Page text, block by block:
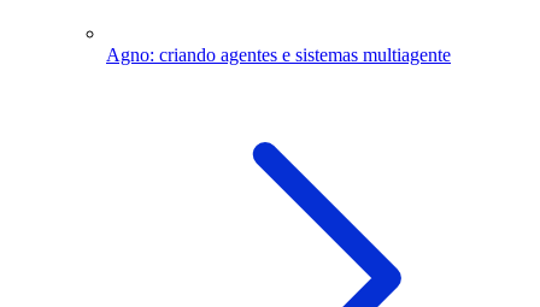
Agno: criando agentes e sistemas multiagente